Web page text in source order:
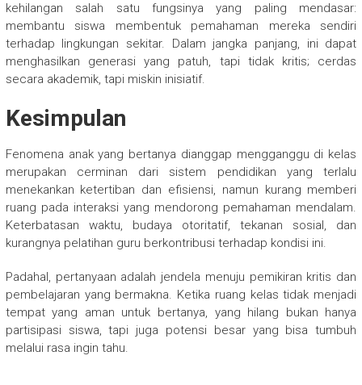
kehilangan salah satu fungsinya yang paling mendasar:
membantu siswa membentuk pemahaman mereka sendiri
terhadap lingkungan sekitar. Dalam jangka panjang, ini dapat
menghasilkan generasi yang patuh, tapi tidak kritis; cerdas
secara akademik, tapi miskin inisiatif.
Kesimpulan
Fenomena anak yang bertanya dianggap mengganggu di kelas
merupakan cerminan dari sistem pendidikan yang terlalu
menekankan ketertiban dan efisiensi, namun kurang memberi
ruang pada interaksi yang mendorong pemahaman mendalam.
Keterbatasan waktu, budaya otoritatif, tekanan sosial, dan
kurangnya pelatihan guru berkontribusi terhadap kondisi ini.
Padahal, pertanyaan adalah jendela menuju pemikiran kritis dan
pembelajaran yang bermakna. Ketika ruang kelas tidak menjadi
tempat yang aman untuk bertanya, yang hilang bukan hanya
partisipasi siswa, tapi juga potensi besar yang bisa tumbuh
melalui rasa ingin tahu.